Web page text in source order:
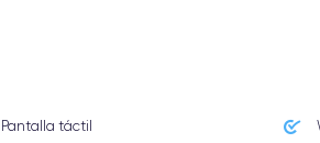
Pantalla táctil